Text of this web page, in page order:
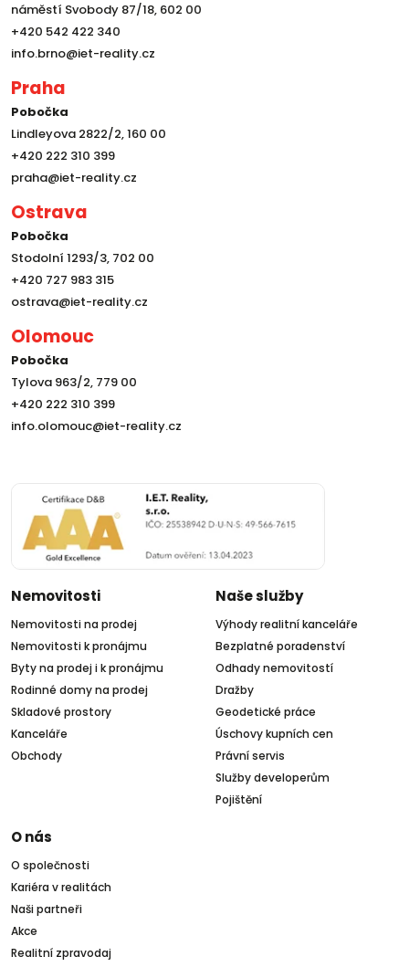
náměstí Svobody 87/18, 602 00
+420 542 422 340
info.brno@iet-reality.cz
Praha
Pobočka
Lindleyova 2822/2, 160 00
+420 222 310 399
praha@iet-reality.cz
Ostrava
Pobočka
Stodolní 1293/3, 702 00
+420 727 983 315
ostrava@iet-reality.cz
Olomouc
Pobočka
Tylova 963/2, 779 00
+420 222 310 399
info.olomouc@iet-reality.cz
Nemovitosti
Nemovitosti na prodej
Nemovitosti k pronájmu
Byty na prodej i k pronájmu
Rodinné domy na prodej
Skladové prostory
Kanceláře
Obchody
Naše služby
Výhody realitní kanceláře
Bezplatné poradenství
Odhady nemovitostí
Dražby
Geodetické práce
Úschovy kupních cen
Právní servis
Služby developerům
Pojištění
O nás
O společnosti
Kariéra v realitách
Naši partneři
Akce
Realitní zpravodaj